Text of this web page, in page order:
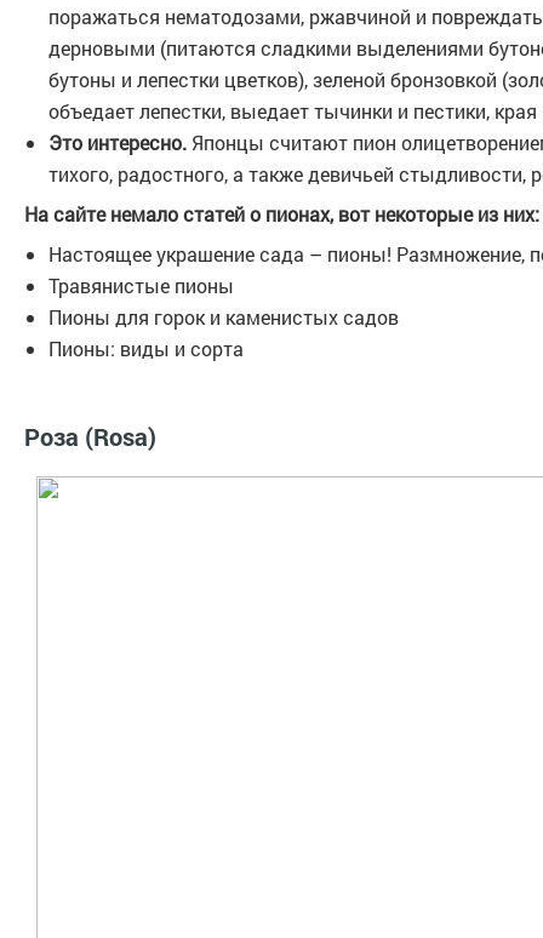
поражаться нематодозами, ржавчиной и
дерновыми (питаются сладкими выделениями
бутоны и лепестки цветков), зеленой бронзовкой
объедает лепестки, выедает тычинки и пестики,
Это интересно. Японцы считают пион
тихого, радостного, а также девичьей стыдливости,
На сайте немало статей о пионах, вот некоторые из них:
Настоящее украшение сада – пионы! Размножение,
Травянистые пионы
Пионы для горок и каменистых садов
Пионы: виды и сорта
Роза (Rosa)